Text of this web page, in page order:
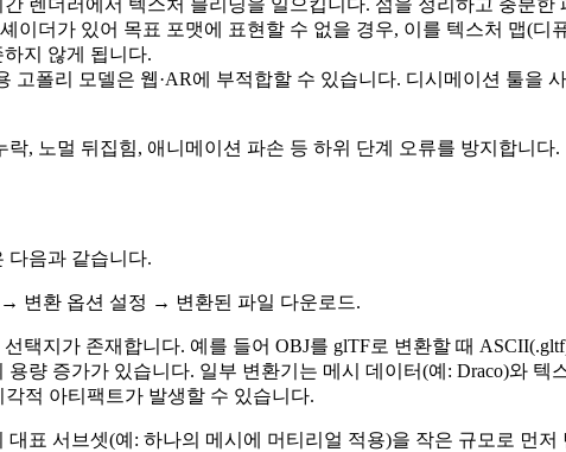
렌더러에서 텍스처 블리딩을 일으킵니다. 섬을 정리하고 충분
이더가 있어 목표 포맷에 표현할 수 없을 경우, 이를 텍스처 맵(
지 않게 됩니다.
고폴리 모델은 웹·AR에 부적합할 수 있습니다. 디시메이션 툴을
, 노멀 뒤집힘, 애니메이션 파손 등 하위 단계 오류를 방지합니다.
다음과 같습니다.
→ 변환 옵션 설정 → 변환된 파일 다운로드.
택지가 존재합니다. 예를 들어 OBJ를 glTF로 변환할 때
량 증가가 있습니다. 일부 변환기는 메시 데이터(예: Draco)와 텍
적 아티팩트가 발생할 수 있습니다.
표 서브셋(예: 하나의 메시에 머티리얼 적용)을 작은 규모로 먼